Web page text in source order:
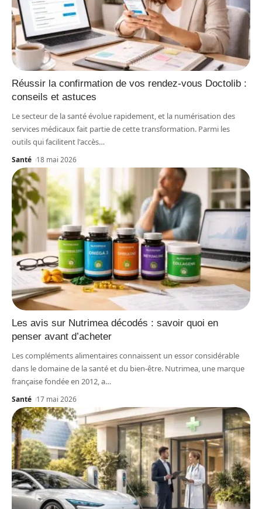
Réussir la confirmation de vos rendez-vous Doctolib :
conseils et astuces
Le secteur de la santé évolue rapidement, et la numérisation des
services médicaux fait partie de cette transformation. Parmi les
outils qui facilitent l'accès…
Santé 18 mai 2026
Les avis sur Nutrimea décodés : savoir quoi en
penser avant d’acheter
Les compléments alimentaires connaissent un essor considérable
dans le domaine de la santé et du bien-être. Nutrimea, une marque
française fondée en 2012, a…
Santé 17 mai 2026